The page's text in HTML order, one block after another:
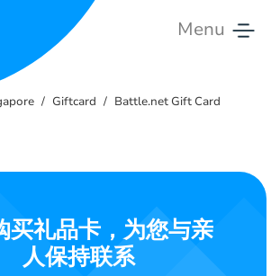
Menu
Giftcard Battle.net Gift Card
买礼品卡，为您与亲
人保持联系